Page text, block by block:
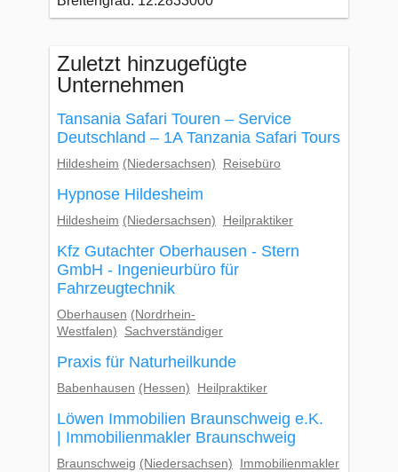
Zuletzt hinzugefügte
Unternehmen
Tansania Safari Touren – Service
Deutschland – 1A Tanzania Safari Tours
Hildesheim (Niedersachsen) Reisebüro
Hypnose Hildesheim
Hildesheim (Niedersachsen) Heilpraktiker
Kfz Gutachter Oberhausen - Stern
GmbH - Ingenieurbüro für
Fahrzeugtechnik
Oberhausen (Nordrhein-
Westfalen)
Sachverständiger
Praxis für Naturheilkunde
Babenhausen (Hessen) Heilpraktiker
Löwen Immobilien Braunschweig e.K.
| Immobilienmakler Braunschweig
Braunschweig (Niedersachsen) Immobilienmakler